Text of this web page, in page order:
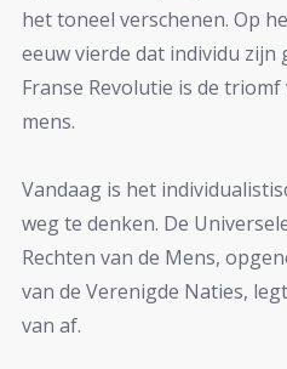
het toneel verschenen. Op
eeuw vierde dat individu zijn
Franse Revolutie is de
mens.
Vandaag is het
weg te denken. De
Rechten van de Mens,
van de Verenigde Naties,
van af.